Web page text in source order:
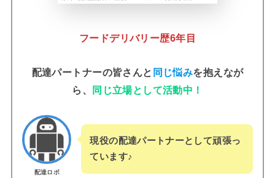
フードデリバリー歴6年目
配達パートナーの皆さんと 同じ悩みを抱えなが
ら、
同じ立場として活動中！
配達ロボ
現役の配達パートナーとして頑張っ
ています♪